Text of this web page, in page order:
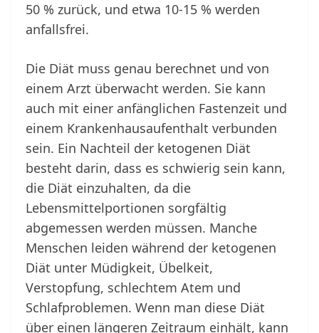
50 % zurück, und etwa 10-15 % werden
anfallsfrei.
Die Diät muss genau berechnet und von
einem Arzt überwacht werden. Sie kann
auch mit einer anfänglichen Fastenzeit und
einem Krankenhausaufenthalt verbunden
sein. Ein Nachteil der ketogenen Diät
besteht darin, dass es schwierig sein kann,
die Diät einzuhalten, da die
Lebensmittelportionen sorgfältig
abgemessen werden müssen. Manche
Menschen leiden während der ketogenen
Diät unter Müdigkeit, Übelkeit,
Verstopfung, schlechtem Atem und
Schlafproblemen. Wenn man diese Diät
über einen längeren Zeitraum einhält, kann